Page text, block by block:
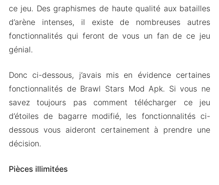
ce jeu. Des graphismes de haute qualité aux batailles
d’arène intenses, il existe de nombreuses autres
fonctionnalités qui feront de vous un fan de ce jeu
génial.
Donc ci-dessous, j’avais mis en évidence certaines
fonctionnalités de Brawl Stars Mod Apk. Si vous ne
savez toujours pas comment télécharger ce jeu
d’étoiles de bagarre modifié, les fonctionnalités ci-
dessous vous aideront certainement à prendre une
décision.
Pièces illimitées